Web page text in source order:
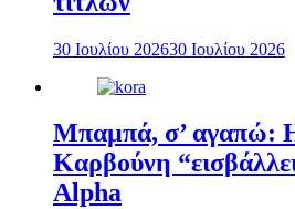
30 Ιουλίου 202630 Ιουλίου 2026
Μπαμπά, σ’ αγαπώ:
Καρβούνη
Alpha